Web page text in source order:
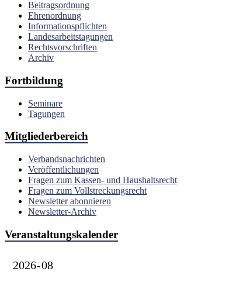
Beitragsordnung
Ehrenordnung
Informationspflichten
Landesarbeitstagungen
Rechtsvorschriften
Archiv
Fortbildung
Seminare
Tagungen
Mitgliederbereich
Verbandsnachrichten
Veröffentlichungen
Fragen zum Kassen- und Haushaltsrecht
Fragen zum Vollstreckungsrecht
Newsletter abonnieren
Newsletter-Archiv
Veranstaltungskalender